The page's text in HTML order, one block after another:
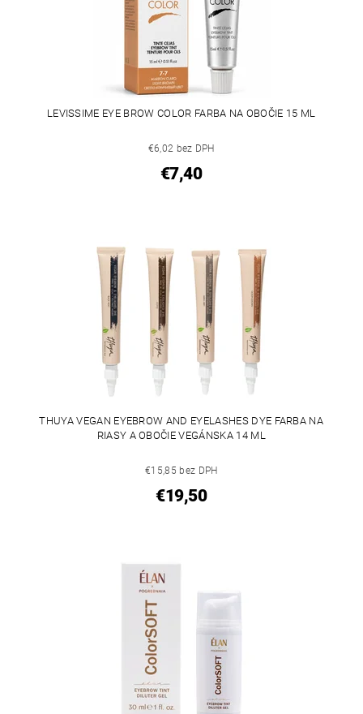
LEVISSIME EYE BROW COLOR FARBA NA OBOČIE 15 ML
€6,02 bez DPH
€7,40
THUYA VEGAN EYEBROW AND EYELASHES DYE FARBA NA
RIASY A OBOČIE VEGÁNSKA 14 ML
€15,85 bez DPH
€19,50